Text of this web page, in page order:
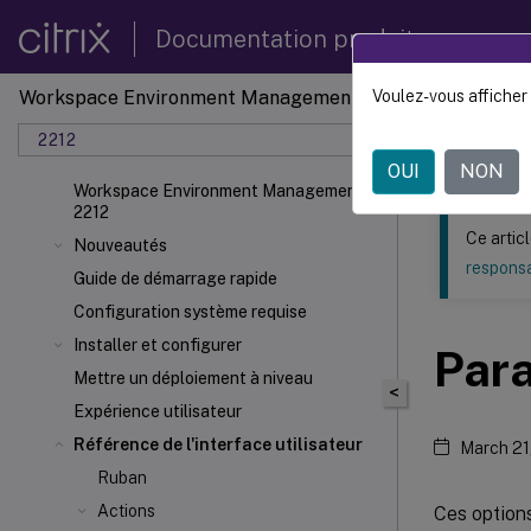
Documentation produit
Workspace Environment Management
2212
Workspace Environment Management
2212
Nouveautés
Guide de démarrage rapide
Configuration système requise
Installer et configurer
Mettre un déploiement à niveau
Expérience utilisateur
Référence de l'interface utilisateur
Ruban
Actions
Ce contenu a
<
Ce
March
Ces
Voulez-vous
OUI NON